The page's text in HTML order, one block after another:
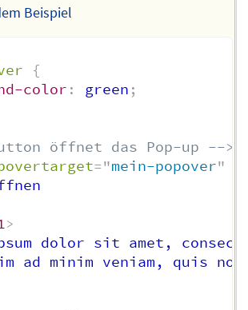
Beispiel
{
color : green ;
öffnet das Pop-up -->
="mein-popover"
>
dolor sit amet,
ad minim veniam, quis